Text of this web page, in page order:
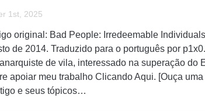
1st, 2025
original: Bad People: Irredeemable
de 2014. Traduzido para o português por
de vila, interessado na superação do
apoiar meu trabalho Clicando Aqui. [Ouça
e seus tópicos…